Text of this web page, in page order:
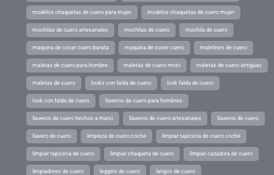
modelos chaquetas de cuero para mujer modelos chaquetas de cuero mujer
mochilas de cuero artesanales mochilas de cuero mochila de cuero
maquina de coser cuero barata maquina de coser cuero maletines de cuero
maletas de cuero para hombre maletas de cuero moto maletas de cuero antiguas
maletas de cuero looks con falda de cuero look falda de cuero
look con falda de cuero llaveros de cuero para hombres
llaveros de cuero hechos a mano llaveros de cuero artesanales llaveros de cuero
llavero de cuero limpieza de cuero coche limpiar tapiceria de cuero coche
limpiar tapiceria de cuero limpiar chaqueta de cuero limpiar cazadora de cuero
limpiadores de cuero leggins de cuero latigos de cuero